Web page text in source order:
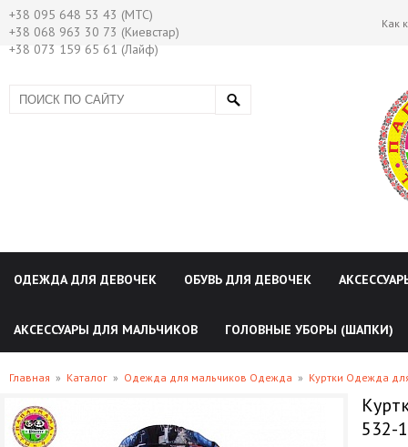
+38 095 648 53 43 (МТС)
+38 068 963 30 73 (Киевстар)
+38 073 159 65 61 (Лайф)
Как
ОДЕЖДА ДЛЯ ДЕВОЧЕК ОБУВЬ ДЛЯ ДЕВОЧЕК
АКСЕССУАРЫ ДЛЯ МАЛЬЧИКОВ ГОЛОВНЫЕ УБОРЫ (ШАПКИ)
Главная » Каталог » Одежда для мальчиков Одежда » Куртки Одежда
532-